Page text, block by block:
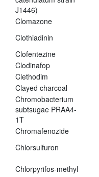
J1446)
Clomazone
Clothiadinin
Clofentezine
Clodinafop
Clethodim
Clayed charcoal
Chromobacterium
subtsugae PRAA4-
1T
Chromafenozide
Chlorsulfuron
Chlorpyrifos-methyl